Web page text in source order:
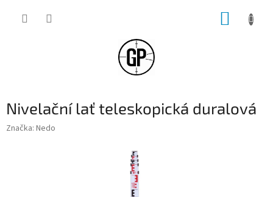
Nivelační lať teleskopická duralová
Značka: Nedo